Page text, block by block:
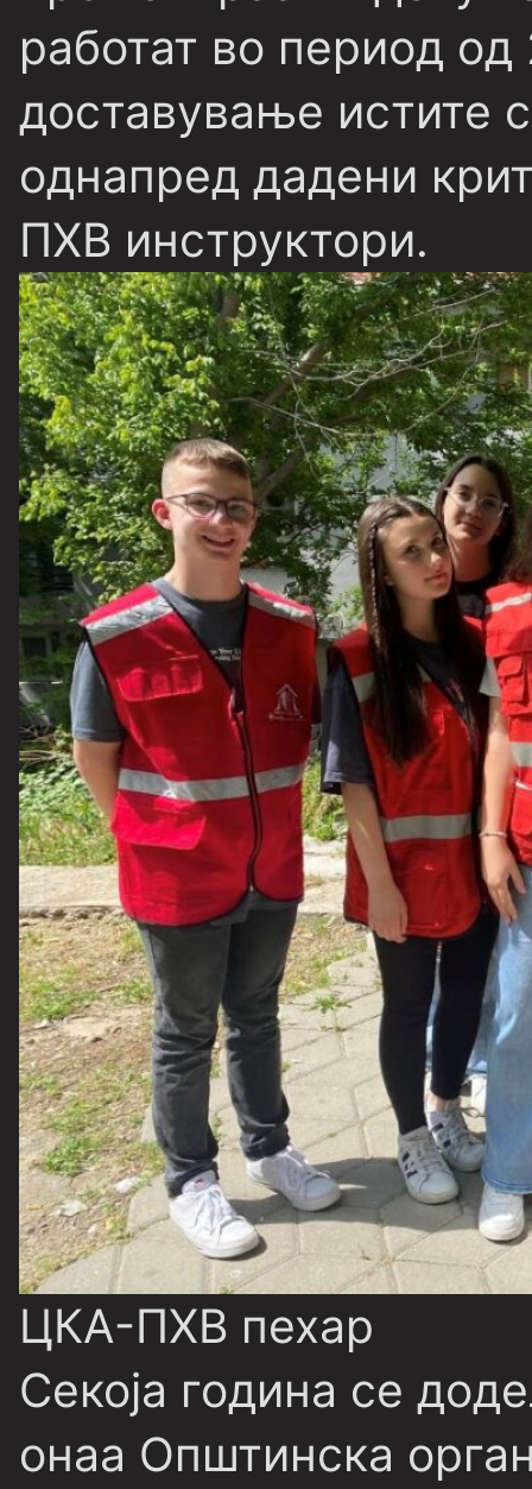
работат во период
доставување истите
однапред дадени
ПХВ инструктори.
ЦКА-ПХВ пехар
Секоја година се
онаа Општинска